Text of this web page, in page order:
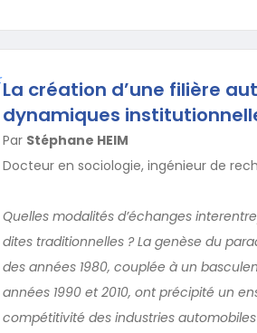
La création d’une filière
dynamiques
Par Stéphane HEIM
Docteur en sociologie, ingénieur de
Quelles modalités d’échanges
dites traditionnelles ? La genèse du
des années 1980, couplée à un
années 1990 et 2010, ont précipité un
compétitivité des industries